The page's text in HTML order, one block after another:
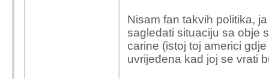
Nisam fan takvih politika,
sagledati situaciju sa obje
carine (istoj toj americi
uvrijeđena kad joj se vrati